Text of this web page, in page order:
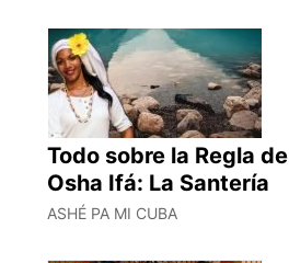
Todo sobre la Regla de
Osha Ifá: La Santería
ASHÉ PA MI CUBA